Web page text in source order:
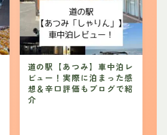
道の駅【あつみ】車中泊レ
ビュー！実際に泊まった感
想＆辛口評価もブログで紹
介